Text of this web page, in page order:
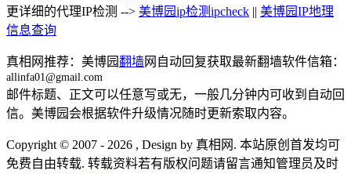
更详细的代理IP检测 --> 美博园ip检测ipcheck || 美博园IP地理
信息查询
真相网推荐：美博园翻墙网自动回复获取最新翻墙软件信箱：
allinfa01@gmail.com
邮件标题、正文可以任意写或无，一般几分钟内可收到自动回
信。美博园会根据软件升级情况随时更新索取内容。
Copyright © 2007 - 2026 , Design by 真相网. 本站原创首发均可
免费自由转载. 转载资料若有版权问题请留言通知管理员及时